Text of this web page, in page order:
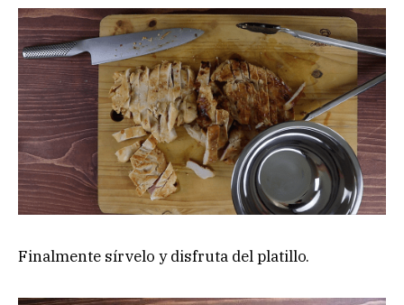
Finalmente sírvelo y disfruta del platillo.